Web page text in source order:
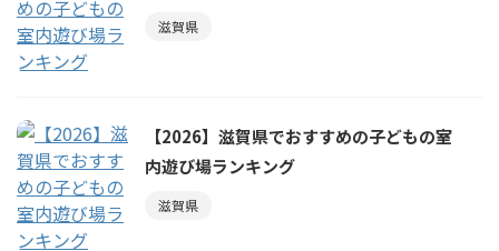
滋賀県
【2026】滋賀県でおすすめの子どもの室
内遊び場ランキング
滋賀県